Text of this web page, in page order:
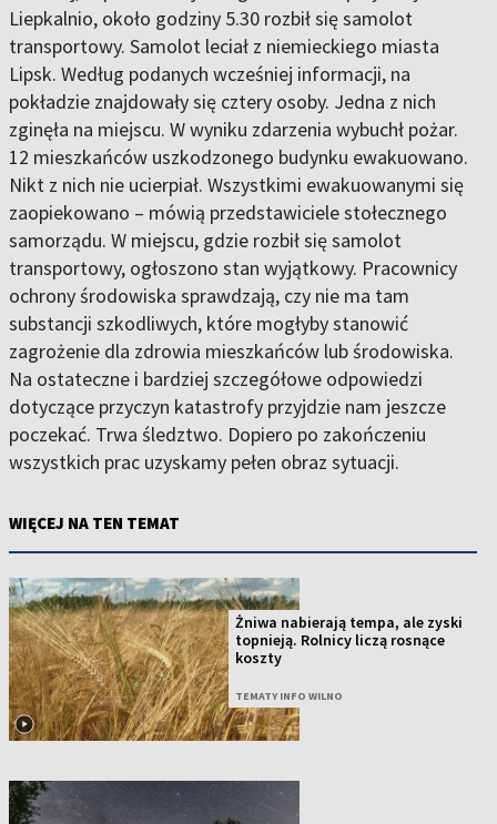
Liepkalnio, około godziny 5.30 rozbił się samolot
transportowy. Samolot leciał z niemieckiego miasta
Lipsk. Według podanych wcześniej informacji, na
pokładzie znajdowały się cztery osoby. Jedna z nich
zginęła na miejscu. W wyniku zdarzenia wybuchł pożar.
12 mieszkańców uszkodzonego budynku ewakuowano.
Nikt z nich nie ucierpiał. Wszystkimi ewakuowanymi się
zaopiekowano – mówią przedstawiciele stołecznego
samorządu. W miejscu, gdzie rozbił się samolot
transportowy, ogłoszono stan wyjątkowy. Pracownicy
ochrony środowiska sprawdzają, czy nie ma tam
substancji szkodliwych, które mogłyby stanowić
zagrożenie dla zdrowia mieszkańców lub środowiska.
Na ostateczne i bardziej szczegółowe odpowiedzi
dotyczące przyczyn katastrofy przyjdzie nam jeszcze
poczekać. Trwa śledztwo. Dopiero po zakończeniu
wszystkich prac uzyskamy pełen obraz sytuacji.
WIĘCEJ NA TEN TEMAT
Żniwa nabierają tempa, ale zyski
topnieją. Rolnicy liczą rosnące
koszty
TEMATY INFO WILNO